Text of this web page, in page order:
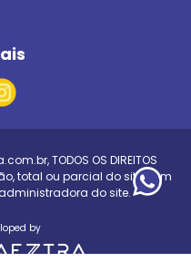
, TODOS OS DIREITOS
total ou parcial do site, sem
do site.
by